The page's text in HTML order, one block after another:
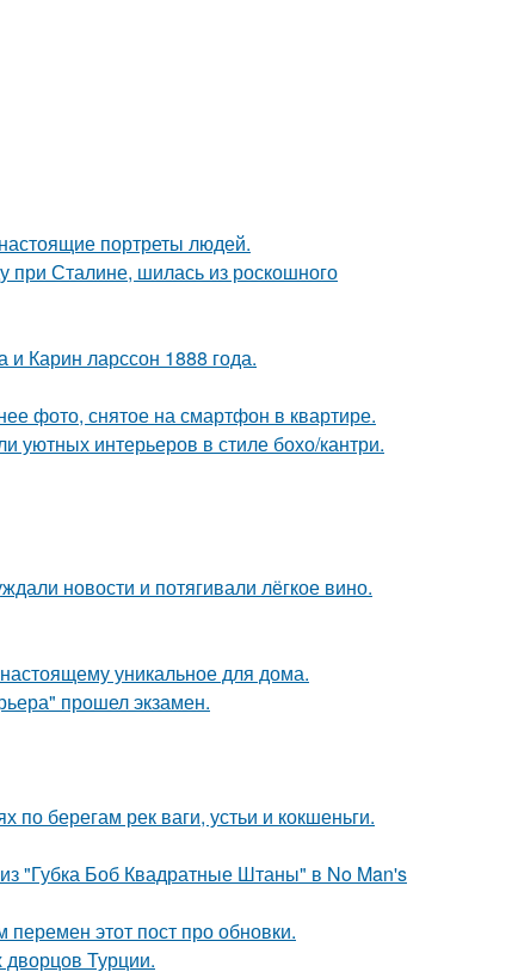
портреты людей.
при Сталине, шилась из роскошного
Карин ларссон 1888 года.
фото, снятое на смартфон в квартире.
уютных интерьеров в стиле бохо/кантри.
новости и потягивали лёгкое вино.
уникальное для дома.
прошел экзамен.
берегам рек ваги, устьи и кокшеньги.
"Губка Боб Квадратные Штаны" в No Man's
этот пост про обновки.
Турции.